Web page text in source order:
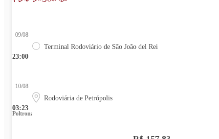
23:00
09/08
Terminal Rodoviário de São João del Rei
03:23
10/08
Rodoviária de Petrópolis
Poltrona